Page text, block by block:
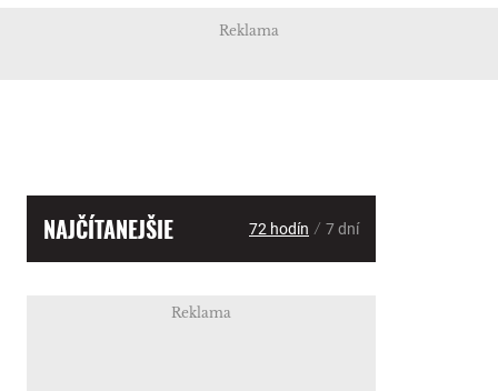
Reklama
NAJČÍTANEJŠIE 72 hodín / 7 dní
Reklama